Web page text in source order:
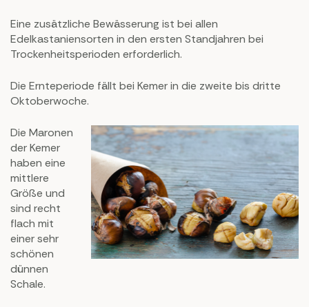
Eine zusätzliche Bewässerung ist bei allen
Edelkastaniensorten in den ersten Standjahren bei
Trockenheitsperioden erforderlich.
Die Ernteperiode fällt bei Kemer in die zweite bis dritte
Oktoberwoche.
Die Maronen
der Kemer
haben eine
mittlere
Größe und
sind recht
flach mit
einer sehr
schönen
dünnen
Schale.